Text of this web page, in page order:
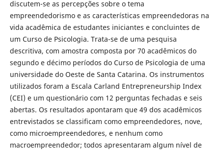
discutem-se as percepções sobre o tema
empreendedorismo e as características empreendedoras na
vida acadêmica de estudantes iniciantes e concluintes de
um Curso de Psicologia. Trata-se de uma pesquisa
descritiva, com amostra composta por 70 acadêmicos do
segundo e décimo períodos do Curso de Psicologia de uma
universidade do Oeste de Santa Catarina. Os instrumentos
utilizados foram a Escala Carland Entrepreneurship Index
(CEI) e um questionário com 12 perguntas fechadas e seis
abertas. Os resultados apontaram que 49 dos acadêmicos
entrevistados se classificam como empreendedores, nove,
como microempreendedores, e nenhum como
macroempreendedor; todos apresentaram algum nível de